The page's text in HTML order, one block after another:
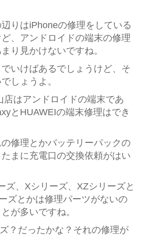
りはiPhoneの修理をしている
、アンドロイドの端末の修理
り見かけないですね。
いけばあるでしょうけど、そ
しょうよ。
店はアンドロイドの端末であ
とHUAWEIの端末修理はでき
修理とかバッテリーパックの
まに充電口の交換依頼がはい
ズ、Xシリーズ、XZシリーズと
ズとかは修理パーツがないの
が多いですね。
？だったかな？それの修理が